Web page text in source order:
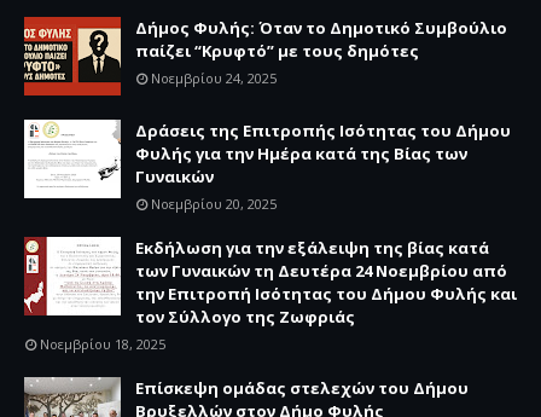
Δήμος Φυλής: Όταν το Δημοτικό Συμβούλιο
παίζει “Κρυφτό” με τους δημότες
Νοεμβρίου 24, 2025
Δράσεις της Επιτροπής Ισότητας του Δήμου
Φυλής για την Ημέρα κατά της Βίας των
Γυναικών
Νοεμβρίου 20, 2025
Εκδήλωση για την εξάλειψη της βίας κατά
των Γυναικών τη Δευτέρα 24 Νοεμβρίου από
την Επιτροπή Ισότητας του Δήμου Φυλής και
τον Σύλλογο της Ζωφριάς
Νοεμβρίου 18, 2025
Επίσκεψη ομάδας στελεχών του Δήμου
Βρυξελλών στον Δήμο Φυλής